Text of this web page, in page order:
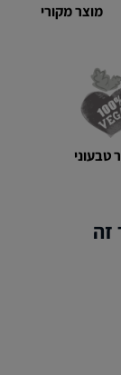
מוצר מקורי
טבעוני
זה